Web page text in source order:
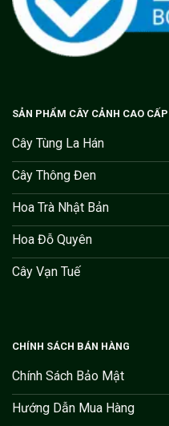
SẢN PHẨM CÂY CẢNH CAO CẤP
Cây Tùng La Hán
Cây Thông Đen
Hoa Trà Nhật Bản
Hoa Đỗ Quyên
Cây Vạn Tuế
CHÍNH SÁCH BÁN HÀNG
Chính Sách Bảo Mật
Hướng Dẫn Mua Hàng